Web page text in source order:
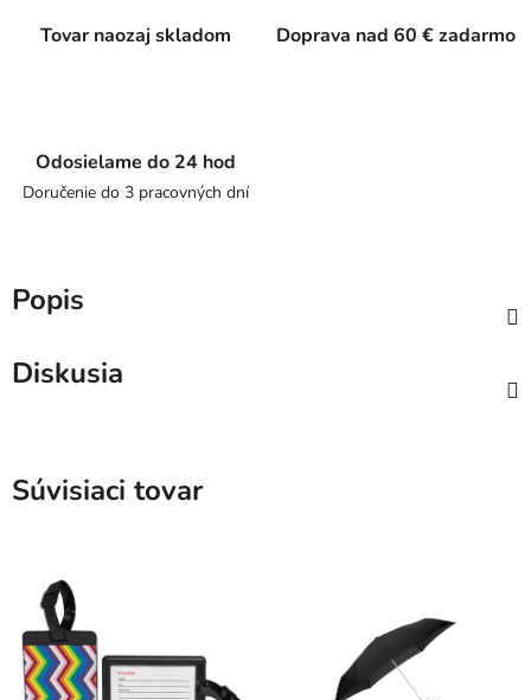
Tovar naozaj skladom Doprava nad 60 € zadarmo
Odosielame do 24 hod
Doručenie do 3 pracovných dní
Popis
Diskusia
Súvisiaci tovar